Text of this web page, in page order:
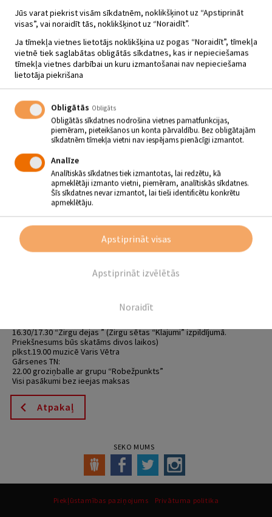
GĀRSENES PAGASTA SVĒTKI
02.08.2025 | plkst.12.00 - 22.00
Gārsenes pils
Gārsene aicina uz pagasta svētkiem!
13.30-15.00 Audiogida “Iepazīsti Gārseni” iepazīšana
16.30/17.30 “Zirgu dejas ” (Zirgu sētas “Klajumi” izpildījumā.
Priekšnesums būs skatāms divos laikos)
plkst.19.00 muzicē Varis Vētra
Gārsenes TN:
22.00 groziņballe ar grupu “Robežpunkts”
Visi pasākumi bez ieejas maksas
Atpakaļ
SEKO MUMS
Piekļūstamības paziņojums Privātuma politika
Jūs varat piekrist visām sīkdatnēm, noklikšķinot uz “Apstiprināt
visas”, vai noraidīt tās, noklikšķinot uz “Noraidīt”.
Ja tīmekļa vietnes lietotājs noklikšķina uz pogas “Noraidīt”, tīmekļa
vietnē tiek saglabātas obligātās sīkdatnes, kas ir nepieciešamas
tīmekļa vietnes darbībai un kuru izmantošanai nav nepieciešama
lietotāja piekrišana
Obligātās Obligāts
Obligātās sīkdatnes nodrošina vietnes pamatfunkcijas,
piemēram, pieteikšanos un konta pārvaldību. Bez obligātajām
sīkdatnēm tīmekļa vietni nav iespējams pienācīgi izmantot.
Analīze
Analītiskās sīkdatnes tiek izmantotas, lai redzētu, kā
apmeklētāji izmanto vietni, piemēram, analītiskās sīkdatnes.
Šīs sīkdatnes nevar izmantot, lai tieši identificētu konkrētu
apmeklētāju.
Noraidīt
Apstiprināt izvēlētās
Apstiprināt visas